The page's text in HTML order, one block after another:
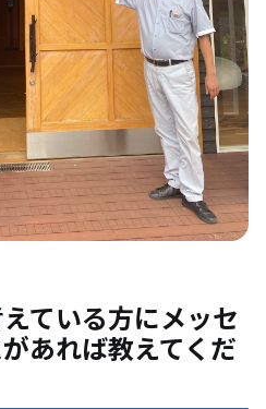
ている方にメッセ
あれば教えてくだ